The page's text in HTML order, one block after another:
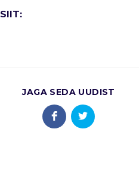
SIIT:
JAGA SEDA UUDIST